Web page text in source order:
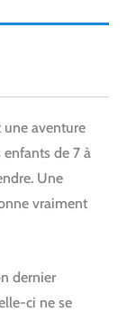
une aventure
de 7 à
Une
vraiment
dernier
ci ne se